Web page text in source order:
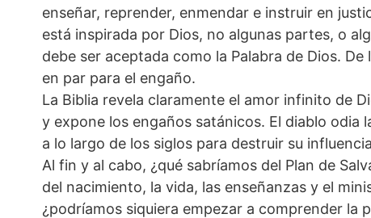
enseñar, reprender, enmendar e instruir en
está inspirada por Dios, no algunas partes, o
debe ser aceptada como la Palabra de Dios.
en par para el engaño.
La Biblia revela claramente el amor infinito de
y expone los engaños satánicos. El diablo odia
a lo largo de los siglos para destruir su
Al fin y al cabo, ¿qué sabríamos del Plan de
del nacimiento, la vida, las enseñanzas y el
¿podríamos siquiera empezar a comprender la